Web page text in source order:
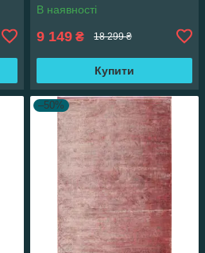
В наявності
9 149 ₴ 18 299 ₴
Купити
–50%